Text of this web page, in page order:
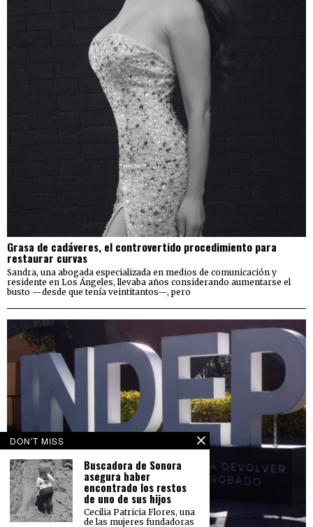
Grasa de cadáveres, el controvertido procedimiento para
restaurar curvas
Sandra, una abogada especializada en medios de comunicación y
residente en Los Ángeles, llevaba años considerando aumentarse el
busto —desde que tenía veintitantos—, pero
DON'T MISS
Buscadora de Sonora
asegura haber
encontrado los restos
de uno de sus hijos
Cecilia Patricia Flores, una
de las mujeres fundadoras